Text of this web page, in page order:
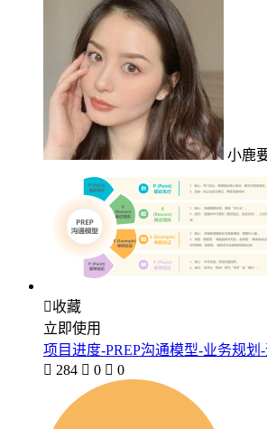
小鹿
收藏
立即使用
项目进度-PREP沟通模型-业务规划
 284  0  0